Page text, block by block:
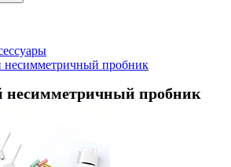
несимметричный пробник
несимметричный пробник